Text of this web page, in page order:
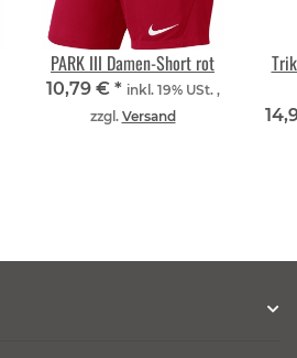
PARK III Damen-Short rot
10,79 € * inkl. 19% USt. ,
zzgl. Versand